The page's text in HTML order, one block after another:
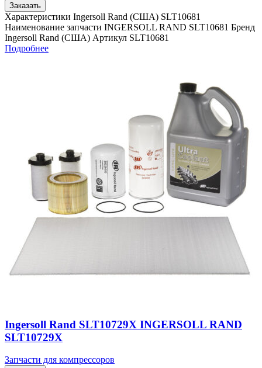
Заказать
Характеристики Ingersoll Rand (США) SLT10681
Наименование запчасти INGERSOLL RAND SLT10681 Бренд
Ingersoll Rand (США) Артикул SLT10681
Подробнее
Ingersoll Rand SLT10729X INGERSOLL RAND
SLT10729X
Запчасти для компрессоров